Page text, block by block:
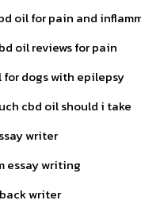
oil for pain and
oil reviews for pain
for dogs with epilepsy
cbd oil should i take
writer
essay writing
writer